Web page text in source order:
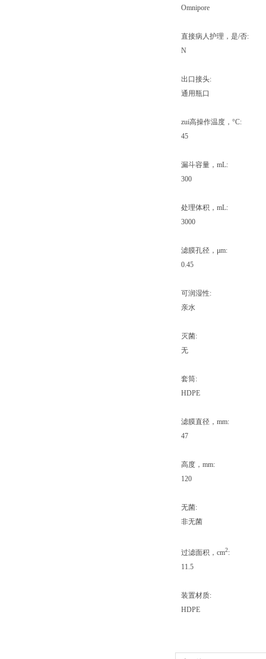
Omnipore
直接病人护理，是/否:
N
出口接头:
通用瓶口
zui高操作温度，°C:
45
漏斗容量，mL:
300
处理体积，mL:
3000
滤膜孔径，μm:
0.45
可润湿性:
亲水
灭菌:
无
套筒:
HDPE
滤膜直径，mm:
47
高度，mm:
120
无菌:
非无菌
过滤面积，cm2:
11.5
装置材质:
HDPE